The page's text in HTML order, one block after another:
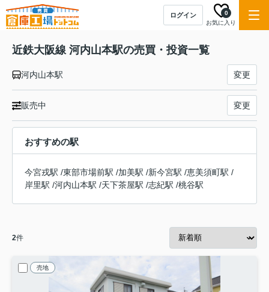
ログイン
お気に入り
0
近鉄大阪線 河内山本駅の売買・投資一覧
河内山本駅 変更
販売中 変更
おすすめの駅
今宮戎駅 /東部市場前駅 /加美駅 /新今宮駅 /恵美須町駅 /
岸里駅 /河内山本駅 /天下茶屋駅 /志紀駅 /桃谷駅
2件
売地